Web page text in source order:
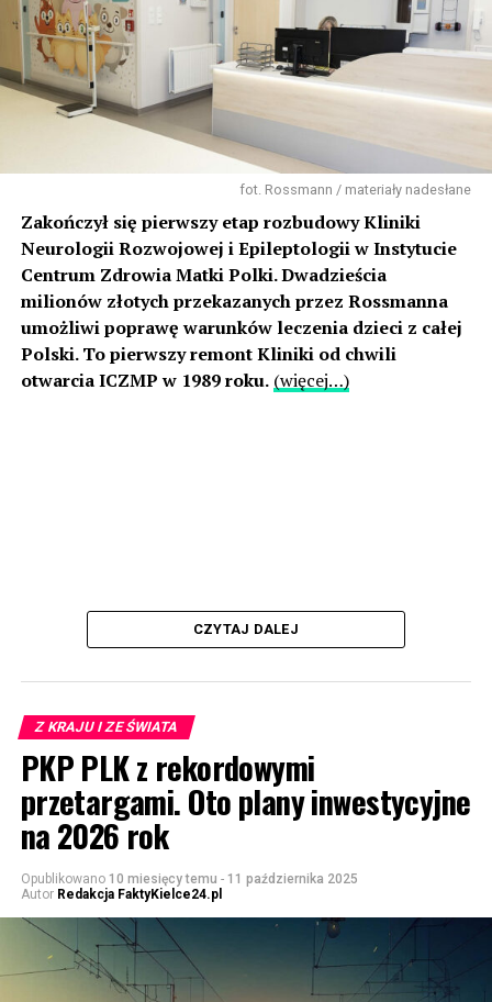
fot. Rossmann / materiały nadesłane
Zakończył się pierwszy etap rozbudowy Kliniki
Neurologii Rozwojowej i Epileptologii w Instytucie
Centrum Zdrowia Matki Polki. Dwadzieścia
milionów złotych przekazanych przez Rossmanna
umożliwi poprawę warunków leczenia dzieci z całej
Polski. To pierwszy remont Kliniki od chwili
otwarcia ICZMP w 1989 roku. (więcej…)
CZYTAJ DALEJ
Z KRAJU I ZE ŚWIATA
PKP PLK z rekordowymi
przetargami. Oto plany inwestycyjne
na 2026 rok
Opublikowano 10 miesięcy temu - 11 października 2025
Autor Redakcja FaktyKielce24.pl